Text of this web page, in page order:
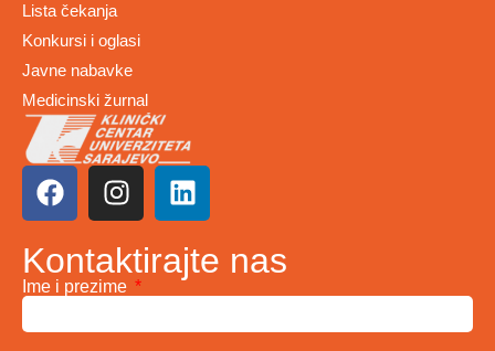
Lista čekanja
Konkursi i oglasi
Javne nabavke
Medicinski žurnal
Kontaktirajte nas
Ime i prezime